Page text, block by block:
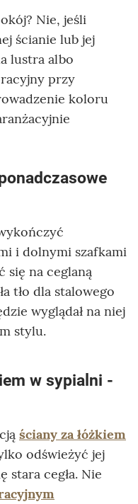
Nie, jeśli
ścianie lub jej
lustra albo
przy
koloru
i dolnymi szafkami
się na ceglaną
tło dla stalowego
wyglądał na niej
stylu.
w sypialni -
ściany za łóżkiem
odświeżyć jej
stara cegła. Nie